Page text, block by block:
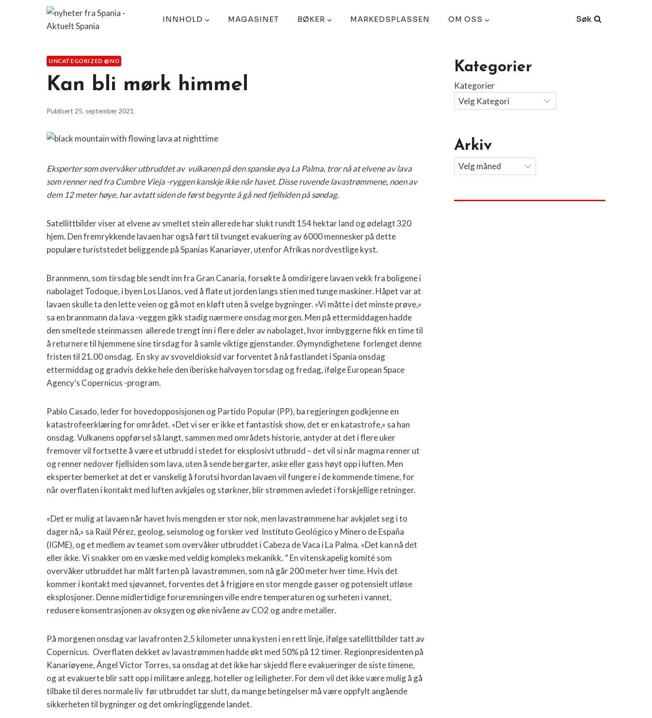
INNHOLD MAGASINET BØKER MARKEDSPLASSEN OM OSS Søk
UNCATEGORIZED @NO
Kan bli mørk himmel
Publisert 25. september 2021
Eksperter som overvåker utbruddet av vulkanen på den spanske øya La Palma, tror nå at elvene av lava
som renner ned fra Cumbre Vieja -ryggen kanskje ikke når havet. Disse ruvende lavastrømmene, noen av
dem 12 meter høye, har avtatt siden de først begynte å gå ned fjellsiden på søndag.
Satellittbilder viser at elvene av smeltet stein allerede har slukt rundt 154 hektar land og ødelagt 320
hjem. Den fremrykkende lavaen har også ført til tvunget evakuering av 6000 mennesker på dette
populære turiststedet beliggende på Spanias Kanariøyer, utenfor Afrikas nordvestlige kyst.
Brannmenn, som tirsdag ble sendt inn fra Gran Canaria, forsøkte å omdirigere lavaen vekk fra boligene i
nabolaget Todoque, i byen Los Llanos, ved å flate ut jorden langs stien med tunge maskiner. Håpet var at
lavaen skulle ta den lette veien og gå mot en kløft uten å svelge bygninger. «Vi måtte i det minste prøve,»
sa en brannmann da lava -veggen gikk stadig nærmere onsdag morgen. Men på ettermiddagen hadde
den smeltede steinmassen allerede trengt inn i flere deler av nabolaget, hvor innbyggerne fikk en time til
å returnere til hjemmene sine tirsdag for å samle viktige gjenstander. Øymyndighetene forlenget denne
fristen til 21.00 onsdag. En sky av svoveldioksid var forventet å nå fastlandet i Spania onsdag
ettermiddag og gradvis dekke hele den iberiske halvøyen torsdag og fredag, ifølge European Space
Agency’s Copernicus -program.
Pablo Casado, leder for hovedopposisjonen og Partido Popular (PP), ba regjeringen godkjenne en
katastrofeerklæring for området. «Det vi ser er ikke et fantastisk show, det er en katastrofe,» sa han
onsdag. Vulkanens oppførsel så langt, sammen med områdets historie, antyder at det i flere uker
fremover vil fortsette å være et utbrudd i stedet for eksplosivt utbrudd – det vil si når magma renner ut
og renner nedover fjellsiden som lava, uten å sende bergarter, aske eller gass høyt opp i luften. Men
eksperter bemerket at det er vanskelig å forutsi hvordan lavaen vil fungere i de kommende timene, for
når overflaten i kontakt med luften avkjøles og størkner, blir strømmen avledet i forskjellige retninger.
«Det er mulig at lavaen når havet hvis mengden er stor nok, men lavastrømmene har avkjølet seg i to
dager nå,» sa Raúl Pérez, geolog, seismolog og forsker ved Instituto Geológico y Minero de España
(IGME), og et medlem av teamet som overvåker utbruddet i Cabeza de Vaca i La Palma. «Det kan nå det
eller ikke. Vi snakker om en væske med veldig kompleks mekanikk. ” En vitenskapelig komité som
overvåker utbruddet har målt farten på lavastrømmen, som nå går 200 meter hver time. Hvis det
kommer i kontakt med sjøvannet, forventes det å frigjøre en stor mengde gasser og potensielt utløse
eksplosjoner. Denne midlertidige forurensningen ville endre temperaturen og surheten i vannet,
redusere konsentrasjonen av oksygen og øke nivåene av CO2 og andre metaller.
På morgenen onsdag var lavafronten 2,5 kilometer unna kysten i en rett linje, ifølge satellittbilder tatt av
Copernicus. Overflaten dekket av lavastrømmen hadde økt med 50% på 12 timer. Regionpresidenten på
Kanariøyene, Ángel Víctor Torres, sa onsdag at det ikke har skjedd flere evakueringer de siste timene,
og at evakuerte blir satt opp i militære anlegg, hoteller og leiligheter. For dem vil det ikke være mulig å gå
tilbake til deres normale liv før utbruddet tar slutt, da mange betingelser må være oppfylt angående
sikkerheten til bygninger og det omkringliggende landet.
Kategorier
Kategorier
Arkiv
Arkiv